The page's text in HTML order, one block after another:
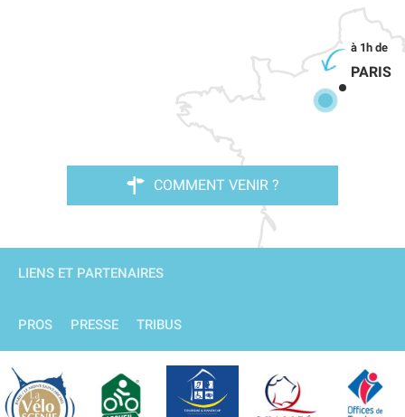
PARIS
COMMENT VENIR ?
LIENS ET PARTENAIRES
PROS PRESSE TRIBUS